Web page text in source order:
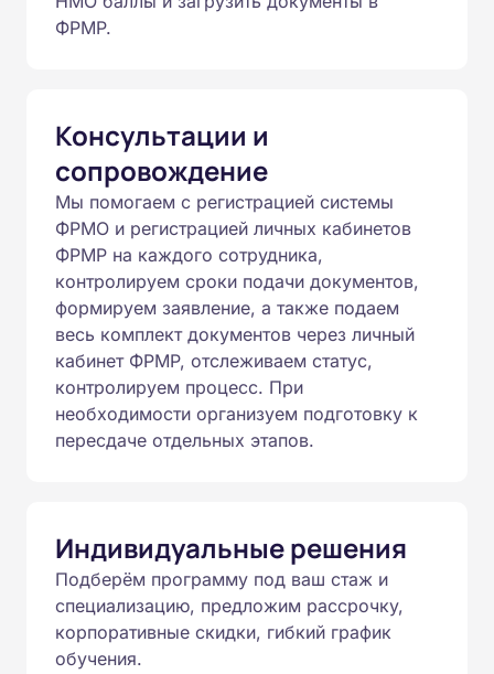
ФРМР.
Консультации и
сопровождение
Мы помогаем с регистрацией системы
ФРМО и регистрацией личных кабинетов
ФРМР на каждого сотрудника,
контролируем сроки подачи документов,
формируем заявление, а также подаем
весь комплект документов через личный
кабинет ФРМР, отслеживаем статус,
контролируем процесс. При
необходимости организуем подготовку к
пересдаче отдельных этапов.
Индивидуальные решения
Подберём программу под ваш стаж и
специализацию, предложим рассрочку,
корпоративные скидки, гибкий график
обучения.